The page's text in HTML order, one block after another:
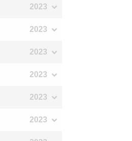
2023
2023
2023
2023
2023
2023